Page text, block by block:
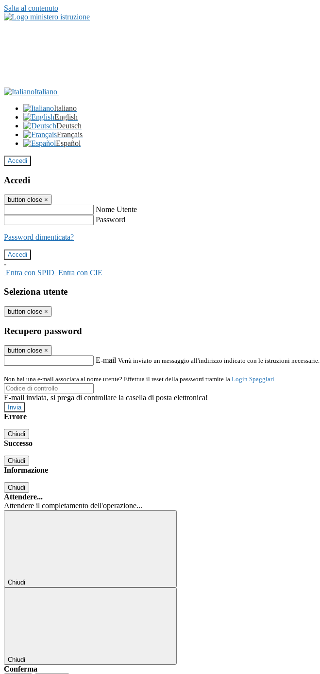
Salta al contenuto
Italiano
Italiano
English
Deutsch
Français
Español
Accedi
Accedi
button close ×
Nome Utente
Password
Password dimenticata?
-
Entra con SPID Entra con CIE
Seleziona utente
button close ×
Recupero password
button close ×
E-mail Verrà inviato un messaggio all'indirizzo indicato con le istruzioni necessarie.
Non hai una e-mail associata al nome utente? Effettua il reset della password tramite la Login Spaggiari
E-mail inviata, si prega di controllare la casella di posta elettronica!
Errore
Chiudi
Successo
Chiudi
Informazione
Chiudi
Attendere...
Attendere il completamento dell'operazione...
Chiudi
Chiudi
Conferma